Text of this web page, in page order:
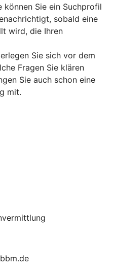
können Sie ein Suchprofil
sobald eine
wird, die Ihren
Sie sich vor dem
Fragen Sie klären
Sie auch schon eine
mit.